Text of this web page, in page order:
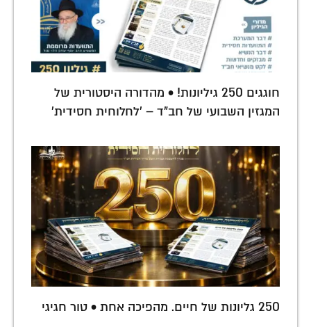
חוגגים 250 גיליונות! • מהדורה היסטורית של
המגזין השבועי של חב"ד – 'לחלוחית חסידית'
250 גליונות של חיים. מהפיכה אחת • טור חגיגי